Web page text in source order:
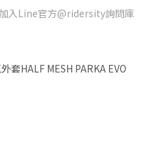
入Line官方@ridersity詢問庫
套HALF MESH PARKA EVO